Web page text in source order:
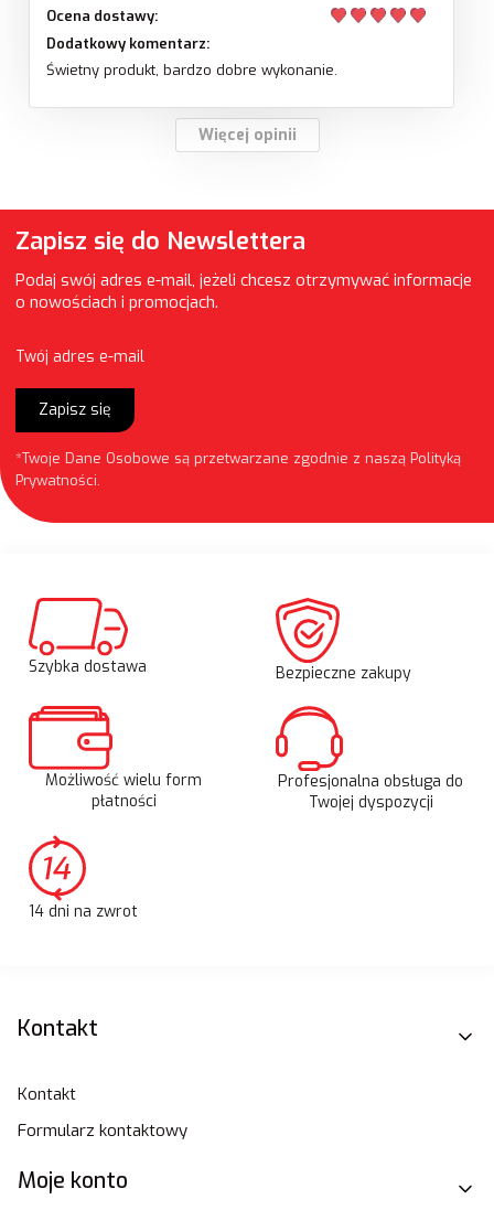
Ocena dostawy:
Dodatkowy komentarz:
Świetny produkt, bardzo dobre wykonanie.
Więcej opinii
Zapisz się do Newslettera
Podaj swój adres e-mail, jeżeli chcesz otrzymywać informacje
o nowościach i promocjach.
Twój adres e-mail
Zapisz się
*Twoje Dane Osobowe są przetwarzane zgodnie z naszą Polityką
Prywatności.
Szybka dostawa Bezpieczne zakupy
Możliwość wielu form
płatności
Profesjonalna obsługa do
Twojej dyspozycji
14 dni na zwrot
Linki w stopce
Kontakt
Kontakt
Formularz kontaktowy
Moje konto